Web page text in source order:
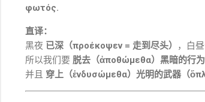
φωτός.
直译：
黑夜 已深（προέκοψεν = 走到尽头） ，白
所以我们要 脱去（ἀποθώμεθα）黑暗的行为
并且 穿上（ἐνδυσώμεθα）光明的武器（